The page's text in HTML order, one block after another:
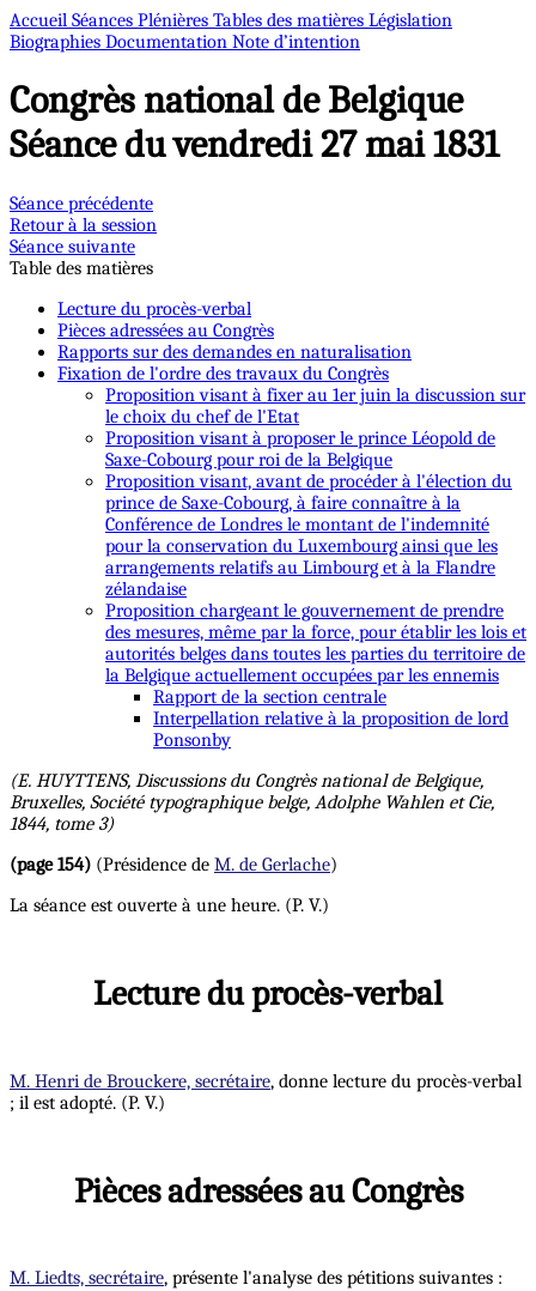
Accueil Séances Plénières Tables des matières Législation
Biographies Documentation Note d’intention
Congrès national de Belgique
Séance du vendredi 27 mai 1831
Séance précédente
Retour à la session
Séance suivante
Table des matières
Lecture du procès-verbal
Pièces adressées au Congrès
Rapports sur des demandes en naturalisation
Fixation de l'ordre des travaux du Congrès
Proposition visant à fixer au 1er juin la discussion sur
le choix du chef de l'Etat
Proposition visant à proposer le prince Léopold de
Saxe-Cobourg pour roi de la Belgique
Proposition visant, avant de procéder à l'élection du
prince de Saxe-Cobourg, à faire connaître à la
Conférence de Londres le montant de l'indemnité
pour la conservation du Luxembourg ainsi que les
arrangements relatifs au Limbourg et à la Flandre
zélandaise
Proposition chargeant le gouvernement de prendre
des mesures, même par la force, pour établir les lois et
autorités belges dans toutes les parties du territoire de
la Belgique actuellement occupées par les ennemis
Rapport de la section centrale
Interpellation relative à la proposition de lord
Ponsonby
(E. HUYTTENS, Discussions du Congrès national de Belgique,
Bruxelles, Société typographique belge, Adolphe Wahlen et Cie,
1844, tome 3)
(page 154) (Présidence de M. de Gerlache)
La séance est ouverte à une heure. (P. V.)
Lecture du procès-verbal
M. Henri de Brouckere, secrétaire, donne lecture du procès-verbal
; il est adopté. (P. V.)
Pièces adressées au Congrès
M. Liedts, secrétaire, présente l'analyse des pétitions suivantes :